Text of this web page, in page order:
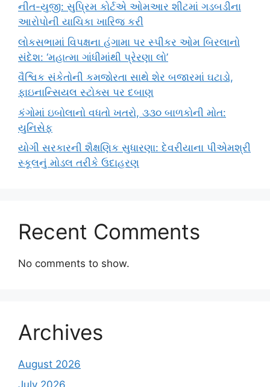
નીત-યુજી: સુપ્રિમ કોર્ટએ ઓમઆર શીટમાં ગડબડીના
આરોપોની યાચિકા ખારિજ કરી
લોકસભામાં વિપક્ષના હંગામા પર સ્પીકર ઓમ બિરલાનો
સંદેશ: ‘મહાત્મા ગાંધીમાંથી પ્રેરણા લો’
વૈશ્વિક સંકેતોની કમજોરતા સાથે શેર બજારમાં ઘટાડો,
ફાઇનાન્સિયલ સ્ટોક્સ પર દબાણ
કંગોમાં ઇબોલાનો વધતો ખતરો, ૩૩૦ બાળકોની મોત:
યુનિસેફ
યોગી સરકારની શૈક્ષણિક સુધારણા: દેવરીયાના પીએમશ્રી
સ્કૂલનું મોડલ તરીકે ઉદાહરણ
Recent Comments
No comments to show.
Archives
August 2026
July 2026